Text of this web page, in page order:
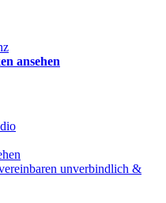
ansehen
unverbindlich &